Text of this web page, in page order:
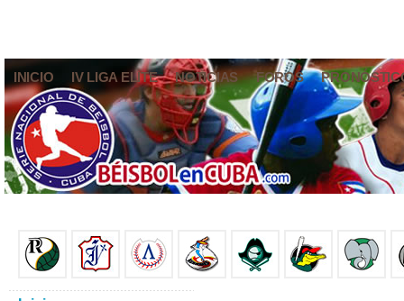
INICIO IV LIGA ELITE NOTICIAS FOROS